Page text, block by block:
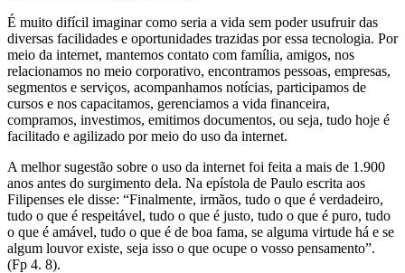
É muito difícil imaginar como seria a vida sem poder usufruir das
diversas facilidades e oportunidades trazidas por essa tecnologia. Por
meio da internet, mantemos contato com família, amigos, nos
relacionamos no meio corporativo, encontramos pessoas, empresas,
segmentos e serviços, acompanhamos notícias, participamos de
cursos e nos capacitamos, gerenciamos a vida financeira,
compramos, investimos, emitimos documentos, ou seja, tudo hoje é
facilitado e agilizado por meio do uso da internet.
A melhor sugestão sobre o uso da internet foi feita a mais de 1.900
anos antes do surgimento dela. Na epístola de Paulo escrita aos
Filipenses ele disse: “Finalmente, irmãos, tudo o que é verdadeiro,
tudo o que é respeitável, tudo o que é justo, tudo o que é puro, tudo
o que é amável, tudo o que é de boa fama, se alguma virtude há e se
algum louvor existe, seja isso o que ocupe o vosso pensamento”.
(Fp 4. 8).